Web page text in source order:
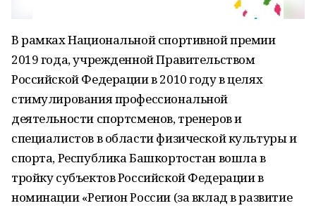
В рамках Национальной спортивной премии
2019 года, учрежденной Правительством
Российской Федерации в 2010 году в целях
стимулирования профессиональной
деятельности спортсменов, тренеров и
специалистов в области физической культуры и
спорта, Республика Башкортостан вошла в
тройку субъектов Российской Федерации в
номинации «Регион России (за вклад в развитие